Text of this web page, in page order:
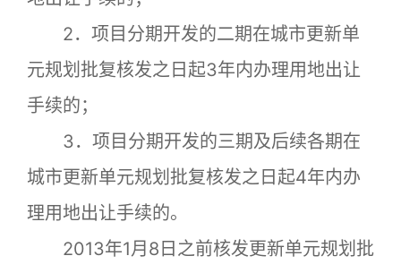
2．项目分期开发的二期在城市更新单
元规划批复核发之日起3年内办理用地出让
手续的；
3．项目分期开发的三期及后续各期在
城市更新单元规划批复核发之日起4年内办
理用地出让手续的。
2013年1月8日之前核发更新单元规划批